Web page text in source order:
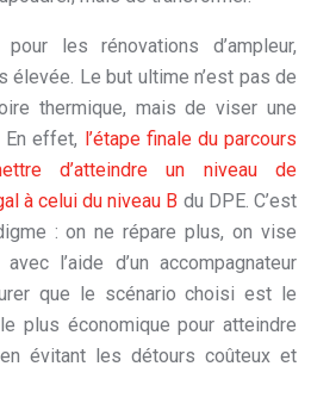
les rénovations d’ampleur,
élevée. Le but ultime n’est pas de
thermique, mais de viser une
En effet, l’étape finale du parcours
d’atteindre un niveau de
à celui du niveau B du DPE. C’est
: on ne répare plus, on vise
l’aide d’un accompagnateur
que le scénario choisi est le
plus économique pour atteindre
évitant les détours coûteux et